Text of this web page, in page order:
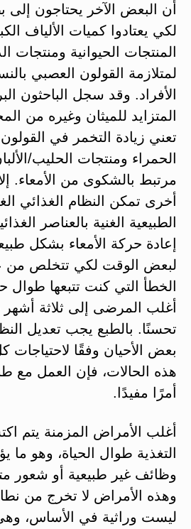
أن البعض الآخر يحتاجون إلى
لكي يعتادوا كميات الألياف
المنتجات الحيوانية ومنتجات
لمتلازمة القولون العصبي
الأفراد. وقد سجل الباحثون
المتزايد للميثان وغيره من
تعني زيادة التخمر في
الحمراء ومنتجات الحليب/
مرتبط بالشكوى من الأمعاء.
أخرى تمكن النظام الغذائي
الطبيعية الغنية بالعناصر
إعادة حركة الأمعاء بشكل
لبعض الوقت لكي تتخلص من
الخطأ التي كنت تتبعها طوال
أغلب المرضى إلى ثلاثة
تحسنًا. بالطبع يجب تعديل
بعض الأحيان وفقًا
هذه الحالات، فإن العمل
أمرًا مفيدًا.
أغلب الأمراض المزمنة يتم
التغذية طوال الحياة، وهو ما
وظائف غير طبيعية أو شعور
وهذه الأمراض لا تخرج من
ليست وراثية في الأساس،